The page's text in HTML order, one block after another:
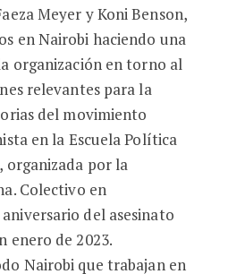
Meyer y Koni Benson,
en Nairobi haciendo una
organización en torno al
relevantes para la
del movimiento
en la Escuela Política
organizada por la
Colectivo en
del asesinato
enero de 2023.
Nairobi que trabajan en